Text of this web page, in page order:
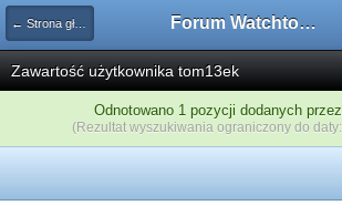
← Strona główna Forum Watchtower
Zawartość użytkownika tom13ek
Odnotowano 1 pozycji dodanych
(Rezultat wyszukiwania ograniczony do